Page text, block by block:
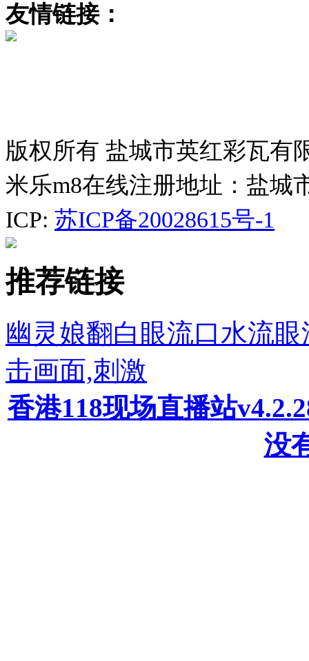
友情链接：
版权所有 盐城市英红彩瓦有
米乐m8在线注册地址：盐城
ICP: 苏ICP备20028615号-1
推荐链接
幽灵娘翻白眼流口水流
击画面,刺激
香港118现场直播站
没